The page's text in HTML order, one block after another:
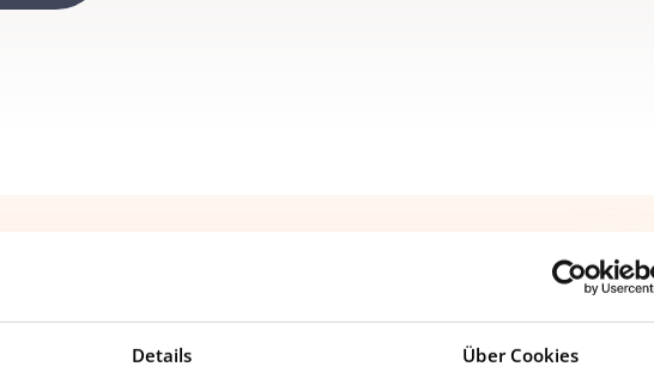
Details Über Cookies